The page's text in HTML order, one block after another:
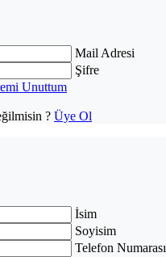
Mail Adresi
Şifre
Unuttum
? Üye Ol
İsim
Soyisim
Telefon Numarası